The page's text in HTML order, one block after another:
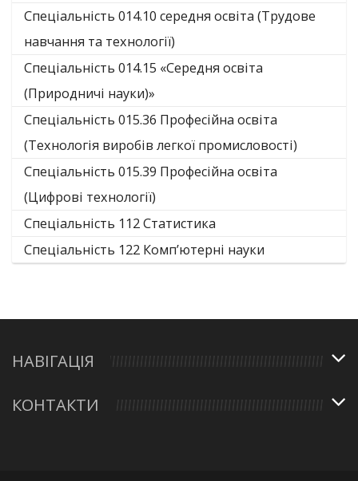
Спеціальність 014.10 середня освіта (Трудове
навчання та технології)
Спеціальність 014.15 «Середня освіта
(Природничі науки)»
Спеціальність 015.36 Професійна освіта
(Технологія виробів легкої промисловості)
Спеціальність 015.39 Професійна освіта
(Цифрові технології)
Спеціальність 112 Статистика
Спеціальність 122 Комп’ютерні науки
НАВІГАЦІЯ
КОНТАКТИ